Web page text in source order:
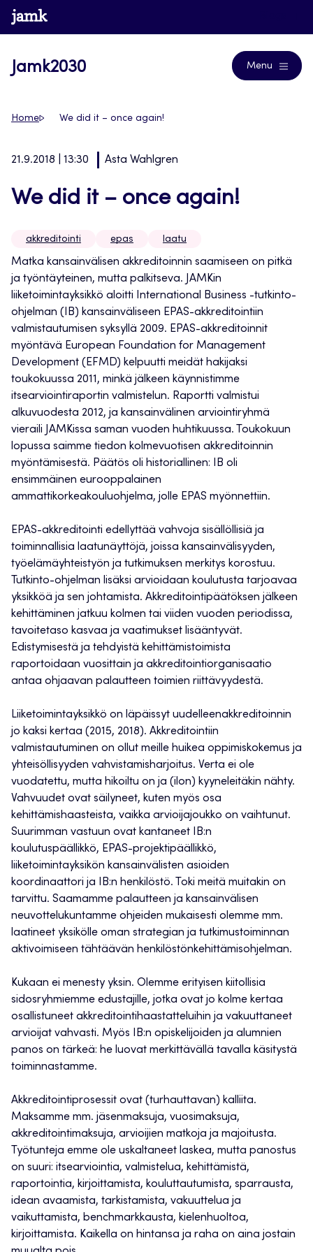
Siirry
suoraan
www.jamk.fi
Jamk2030 Menu
Home We did it – once again!
21.9.2018 | 13:30 Asta Wahlgren
We did it – once again!
akkreditointi epas laatu
Matka kansainvälisen akkreditoinnin saamiseen on pitkä
ja työntäyteinen, mutta palkitseva. JAMKin
liiketoimintayksikkö aloitti International Business -tutkinto-
ohjelman (IB) kansainväliseen EPAS-akkreditointiin
valmistautumisen syksyllä 2009. EPAS-akkreditoinnit
myöntävä European Foundation for Management
Development (EFMD) kelpuutti meidät hakijaksi
toukokuussa 2011, minkä jälkeen käynnistimme
itsearviointiraportin valmistelun. Raportti valmistui
alkuvuodesta 2012, ja kansainvälinen arviointiryhmä
vieraili JAMKissa saman vuoden huhtikuussa. Toukokuun
lopussa saimme tiedon kolmevuotisen akkreditoinnin
myöntämisestä. Päätös oli historiallinen: IB oli
ensimmäinen eurooppalainen
ammattikorkeakouluohjelma, jolle EPAS myönnettiin.
EPAS-akkreditointi edellyttää vahvoja sisällöllisiä ja
toiminnallisia laatunäyttöjä, joissa kansainvälisyyden,
työelämäyhteistyön ja tutkimuksen merkitys korostuu.
Tutkinto-ohjelman lisäksi arvioidaan koulutusta tarjoavaa
yksikköä ja sen johtamista. Akkreditointipäätöksen jälkeen
kehittäminen jatkuu kolmen tai viiden vuoden periodissa,
tavoitetaso kasvaa ja vaatimukset lisääntyvät.
Edistymisestä ja tehdyistä kehittämistoimista
raportoidaan vuosittain ja akkreditointiorganisaatio
antaa ohjaavan palautteen toimien riittävyydestä.
Liiketoimintayksikkö on läpäissyt uudelleenakkreditoinnin
jo kaksi kertaa (2015, 2018). Akkreditointiin
valmistautuminen on ollut meille huikea oppimiskokemus ja
yhteisöllisyyden vahvistamisharjoitus. Verta ei ole
vuodatettu, mutta hikoiltu on ja (ilon) kyyneleitäkin nähty.
Vahvuudet ovat säilyneet, kuten myös osa
kehittämishaasteista, vaikka arvioijajoukko on vaihtunut.
Suurimman vastuun ovat kantaneet IB:n
koulutuspäällikkö, EPAS-projektipäällikkö,
liiketoimintayksikön kansainvälisten asioiden
koordinaattori ja IB:n henkilöstö. Toki meitä muitakin on
tarvittu. Saamamme palautteen ja kansainvälisen
neuvottelukuntamme ohjeiden mukaisesti olemme mm.
laatineet yksikölle oman strategian ja tutkimustoiminnan
aktivoimiseen tähtäävän henkilöstönkehittämisohjelman.
Kukaan ei menesty yksin. Olemme erityisen kiitollisia
sidosryhmiemme edustajille, jotka ovat jo kolme kertaa
osallistuneet akkreditointihaastatteluihin ja vakuuttaneet
arvioijat vahvasti. Myös IB:n opiskelijoiden ja alumnien
panos on tärkeä: he luovat merkittävällä tavalla käsitystä
toiminnastamme.
Akkreditointiprosessit ovat (turhauttavan) kalliita.
Maksamme mm. jäsenmaksuja, vuosimaksuja,
akkreditointimaksuja, arvioijien matkoja ja majoitusta.
Työtunteja emme ole uskaltaneet laskea, mutta panostus
on suuri: itsearviointia, valmistelua, kehittämistä,
raportointia, kirjoittamista, kouluttautumista, sparrausta,
idean avaamista, tarkistamista, vakuuttelua ja
vaikuttamista, benchmarkkausta, kielenhuoltoa,
kirjoittamista. Kaikella on hintansa ja raha on aina jostain